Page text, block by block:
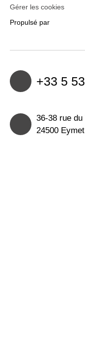
Gérer les cookies
Propulsé par
+33 5
36-38 rue du
24500 Eymet